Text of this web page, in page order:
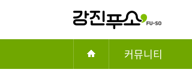
커뮤니티